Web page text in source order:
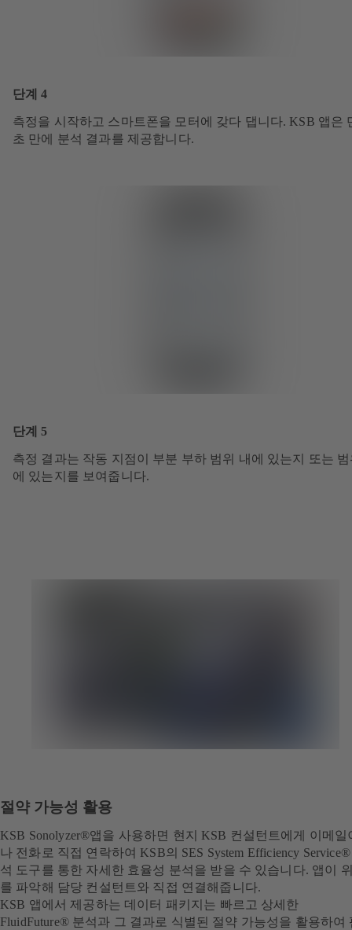
단계 4
측정을 시작하고 스마트폰을 모터에 갖다 댑니다. KSB 앱은
초 만에 분석 결과를 제공합니다.
단계 5
측정 결과는 작동 지점이 부분 부하 범위 내에 있는지 또는
에 있는지를 보여줍니다.
절약 가능성 활용
KSB Sonolyzer®앱을 사용하면 현지 KSB 컨설턴트에게 이메일
나 전화로 직접 연락하여 KSB의 SES System Efficiency
석 도구를 통한 자세한 효율성 분석을 받을 수 있습니다. 앱이
를 파악해 담당 컨설턴트와 직접 연결해줍니다.
KSB 앱에서 제공하는 데이터 패키지는 빠르고 상세한
FluidFuture® 분석과 그 결과로 식별된 절약 가능성을 활용하여